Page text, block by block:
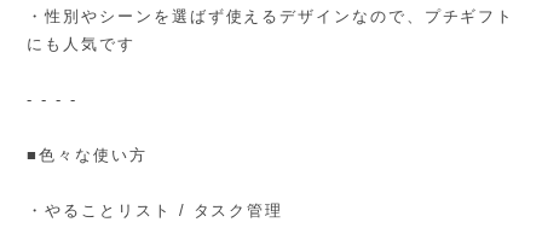
・性別やシーンを選ばず使えるデザインなので、プチギフト
にも人気です
- - - -
■色々な使い方
・やることリスト / タスク管理